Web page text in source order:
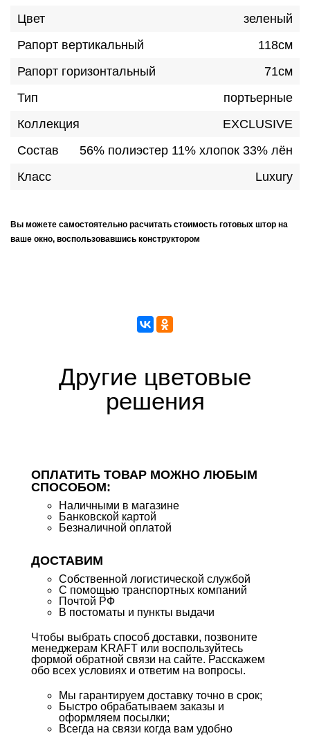
Цвет
зеленый
Рапорт вертикальный
118см
Рапорт горизонтальный
71см
Тип
портьерные
Коллекция
EXCLUSIVE
Состав
56% полиэстер 11% хлопок 33% лён
Класс
Luxury
Вы можете самостоятельно расчитать стоимость готовых штор на
ваше окно, воспользовавшись конструктором
Другие цветовые
решения
ОПЛАТИТЬ ТОВАР МОЖНО ЛЮБЫМ
СПОСОБОМ:
Наличными в магазине
Банковской картой
Безналичной оплатой
ДОСТАВИМ
Собственной логистической службой
С помощью транспортных компаний
Почтой РФ
В постоматы и пункты выдачи
Чтобы выбрать способ доставки, позвоните
менеджерам KRAFT или воспользуйтесь
формой обратной связи на сайте. Расскажем
обо всех условиях и ответим на вопросы.
Мы гарантируем доставку точно в срок;
Быстро обрабатываем заказы и
оформляем посылки;
Всегда на связи когда вам удобно